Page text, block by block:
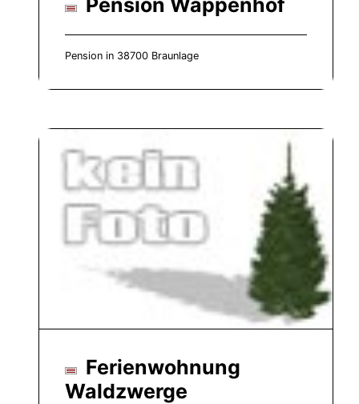
Pension Wappenhof
Pension in 38700 Braunlage
Ferienwohnung
Waldzwerge